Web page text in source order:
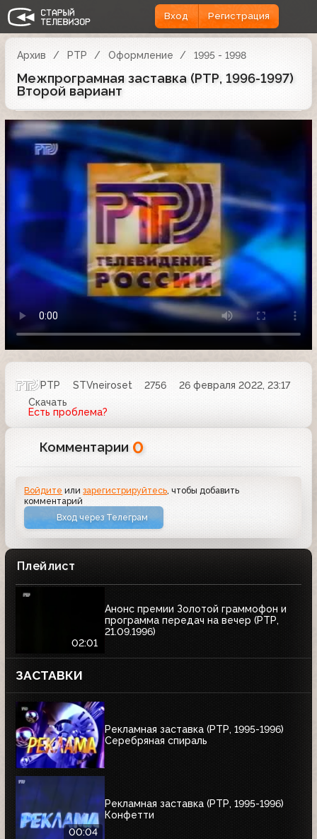
Вход Регистрация
Архив РТР Оформление 1995 - 1998
Межпрограмная заставка (РТР, 1996-1997)
Второй вариант
РТР STVneiroset 2756
26 февраля 2022, 23:17
Скачать
Есть проблема?
Комментарии 0
Войдите илизарегистрируйтесь, чтобы добавить
комментарий
Вход через Телеграм
Плейлист
02:01
Анонс премии Золотой граммофон и
программа передач на вечер (РТР,
21.09.1996)
ЗАСТАВКИ
Рекламная заставка (РТР, 1995-1996)
Серебряная спираль
00:04
Рекламная заставка (РТР, 1995-1996)
Конфетти